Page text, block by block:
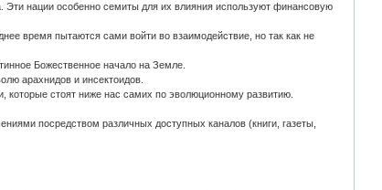
Эти нации особенно семиты для их влияния используют финансовую
время пытаются сами войти во взаимодействие, но так как не
Божественное начало на Земле.
арахнидов и инсектоидов.
стоят ниже нас самих по эволюционному развитию.
посредством различных доступных каналов (книги, газеты,